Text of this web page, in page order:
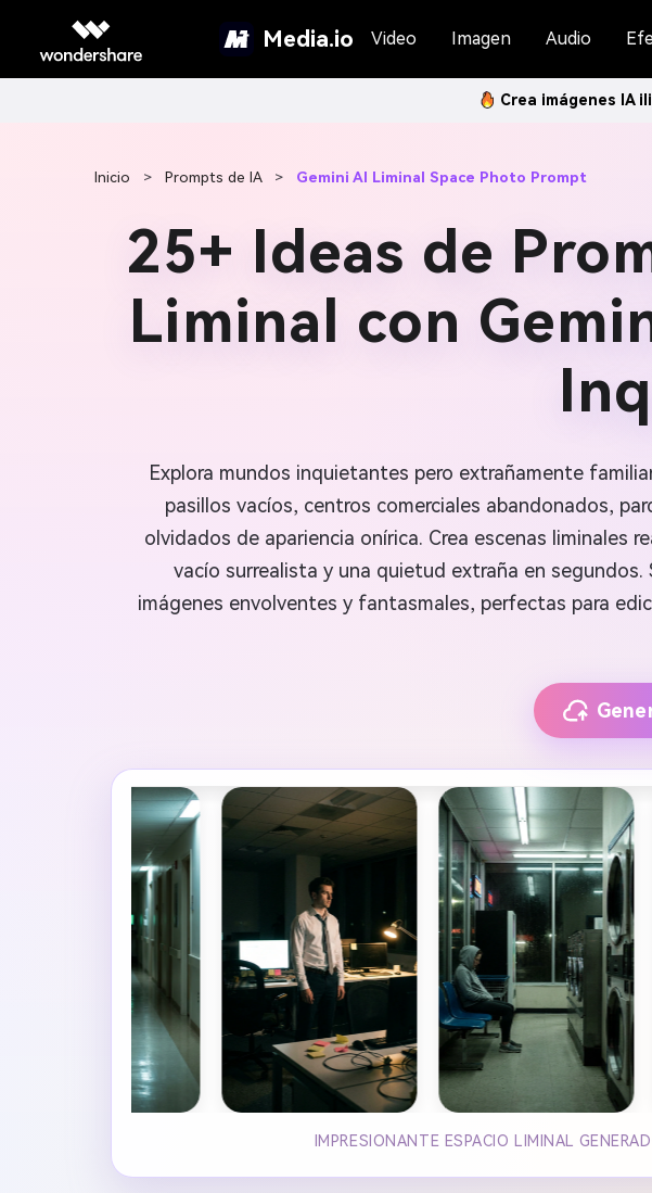
Media.io Video Imagen Audio
Crea imágenes IA
Inicio > Prompts de IA > Gemini AI Liminal Space Photo Prompt
25+ Ideas de
Liminal con
Explora mundos inquietantes pero extrañamente
pasillos vacíos, centros comerciales abandonados,
olvidados de apariencia onírica. Crea escenas
vacío surrealista y una quietud extraña en
imágenes envolventes y fantasmales, perfectas para
IMPRESIONANTE ESPACIO LIMINAL